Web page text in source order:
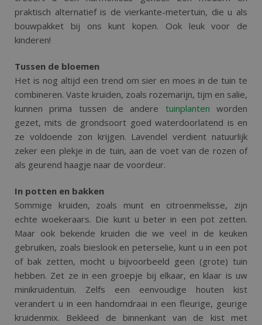
praktisch alternatief is de vierkante-metertuin, die u als
bouwpakket bij ons kunt kopen. Ook leuk voor de
kinderen!
Tussen de bloemen
Het is nog altijd een trend om sier en moes in de tuin te
combineren. Vaste kruiden, zoals rozemarijn, tijm en salie,
kunnen prima tussen de andere tuinplanten worden
gezet, mits de grondsoort goed waterdoorlatend is en
ze voldoende zon krijgen. Lavendel verdient natuurlijk
zeker een plekje in de tuin, aan de voet van de rozen of
als geurend haagje naar de voordeur.
In potten en bakken
Sommige kruiden, zoals munt en citroenmelisse, zijn
echte woekeraars. Die kunt u beter in een pot zetten.
Maar ook bekende kruiden die we veel in de keuken
gebruiken, zoals bieslook en peterselie, kunt u in een pot
of bak zetten, mocht u bijvoorbeeld geen (grote) tuin
hebben. Zet ze in een groepje bij elkaar, en klaar is uw
minikruidentuin. Zelfs een eenvoudige houten kist
verandert u in een handomdraai in een fleurige, geurige
kruidenmix. Bekleed de binnenkant van de kist met